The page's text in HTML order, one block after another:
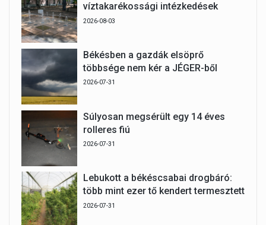
víztakarékossági intézkedések
2026-08-03
Békésben a gazdák elsöprő
többsége nem kér a JÉGER-ből
2026-07-31
Súlyosan megsérült egy 14 éves
rolleres fiú
2026-07-31
Lebukott a békéscsabai drogbáró:
több mint ezer tő kendert termesztett
2026-07-31